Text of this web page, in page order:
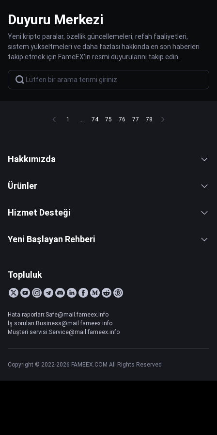
Duyuru Merkezi
Yeni kripto paralar, özellik güncellemeleri, refah faaliyetleri,
sistem yükseltmeleri ve daha fazlası hakkında en son haberleri
takip etmek için FameEX'in resmi duyurularını takip edin.
1 ... 74 75 76 77 78
Hakkımızda
Ürünler
Hizmet Desteği
Yeni Başlayan Rehberi
Topluluk
Hata raporları:Safe@mail.fameex.info
İş soruları:Business@mail.fameex.info
Müşteri servisi:Service@mail.fameex.info
Copyright © 2022-2026 FAMEEX.COM All Rights Reserved